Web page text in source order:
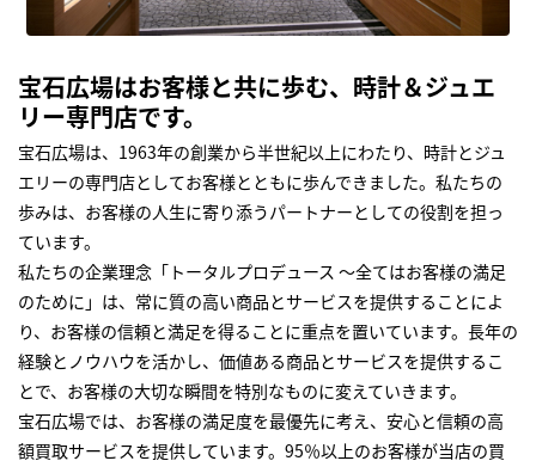
宝石広場はお客様と共に歩む、時計＆ジュエ
リー専門店です。
宝石広場は、1963年の創業から半世紀以上にわたり、時計とジュ
エリーの専門店としてお客様とともに歩んできました。私たちの
歩みは、お客様の人生に寄り添うパートナーとしての役割を担っ
ています。
私たちの企業理念「トータルプロデュース ～全てはお客様の満足
のために」は、常に質の高い商品とサービスを提供することによ
り、お客様の信頼と満足を得ることに重点を置いています。長年の
経験とノウハウを活かし、価値ある商品とサービスを提供するこ
とで、お客様の大切な瞬間を特別なものに変えていきます。
宝石広場では、お客様の満足度を最優先に考え、安心と信頼の高
額買取サービスを提供しています。95％以上のお客様が当店の買